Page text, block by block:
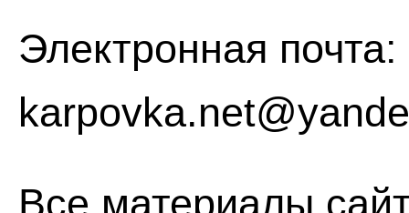
Электронная почта:
Все материалы